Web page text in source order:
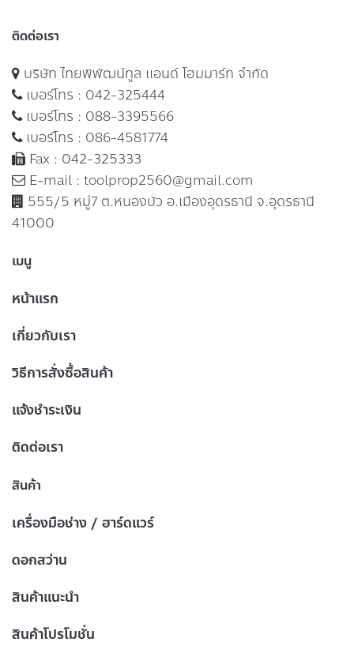
ติดต่อเรา
บริษัท ไทยพิพัฒน์ทูล แอนด์ โฮมมาร์ท จำกัด
เบอร์โทร : 042-325444
เบอร์โทร : 088-3395566
เบอร์โทร : 086-4581774
Fax : 042-325333
E-mail : toolprop2560@gmail.com
555/5 หมู่7 ต.หนองบัว อ.เมืองอุดรธานี จ.อุดรธานี
41000
เมนู
หน้าแรก
เกี่ยวกับเรา
วิธีการสั่งซื้อสินค้า
แจ้งชำระเงิน
ติดต่อเรา
สินค้า
เครื่องมือช่าง / ฮาร์ดแวร์
ดอกสว่าน
สินค้าแนะนำ
สินค้าโปรโมชั่น